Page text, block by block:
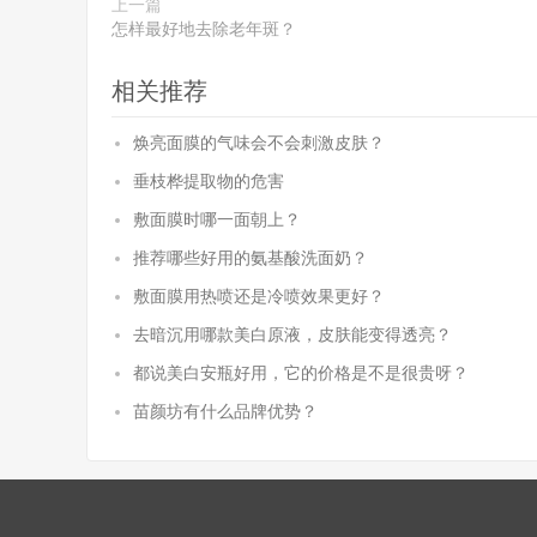
上一篇
怎样最好地去除老年斑？
相关推荐
焕亮面膜的气味会不会刺激皮肤？
垂枝桦提取物的危害
敷面膜时哪一面朝上？
推荐哪些好用的氨基酸洗面奶？
敷面膜用热喷还是冷喷效果更好？
去暗沉用哪款美白原液，皮肤能变得透亮？
都说美白安瓶好用，它的价格是不是很贵呀？
苗颜坊有什么品牌优势？